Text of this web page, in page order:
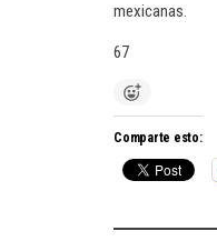
mexicanas.
67
Comparte esto: